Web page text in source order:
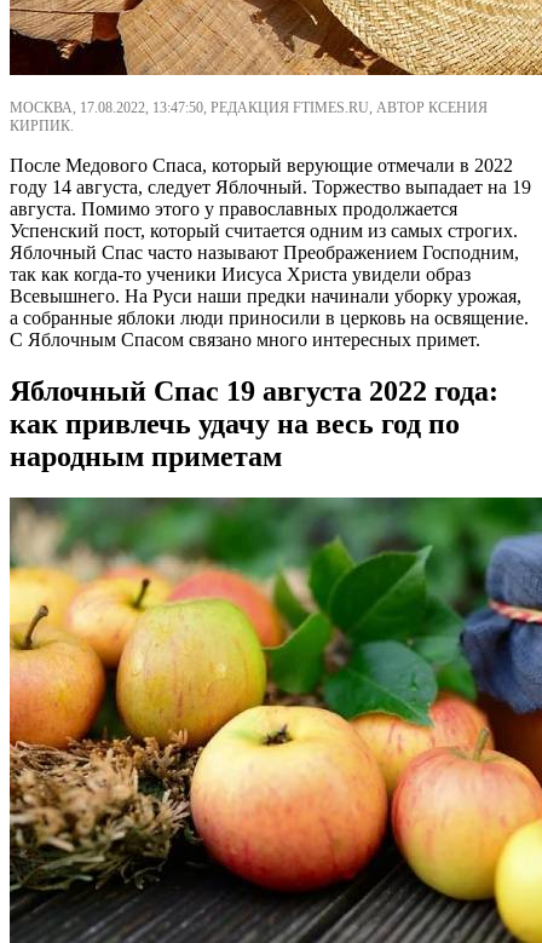
МОСКВА, 17.08.2022, 13:47:50, РЕДАКЦИЯ FTIMES.RU, АВТОР КСЕНИЯ
КИРПИК.
После Медового Спаса, который верующие отмечали в 2022
году 14 августа, следует Яблочный. Торжество выпадает на 19
августа. Помимо этого у православных продолжается
Успенский пост, который считается одним из самых строгих.
Яблочный Спас часто называют Преображением Господним,
так как когда-то ученики Иисуса Христа увидели образ
Всевышнего. На Руси наши предки начинали уборку урожая,
а собранные яблоки люди приносили в церковь на освящение.
С Яблочным Спасом связано много интересных примет.
Яблочный Спас 19 августа 2022 года:
как привлечь удачу на весь год по
народным приметам